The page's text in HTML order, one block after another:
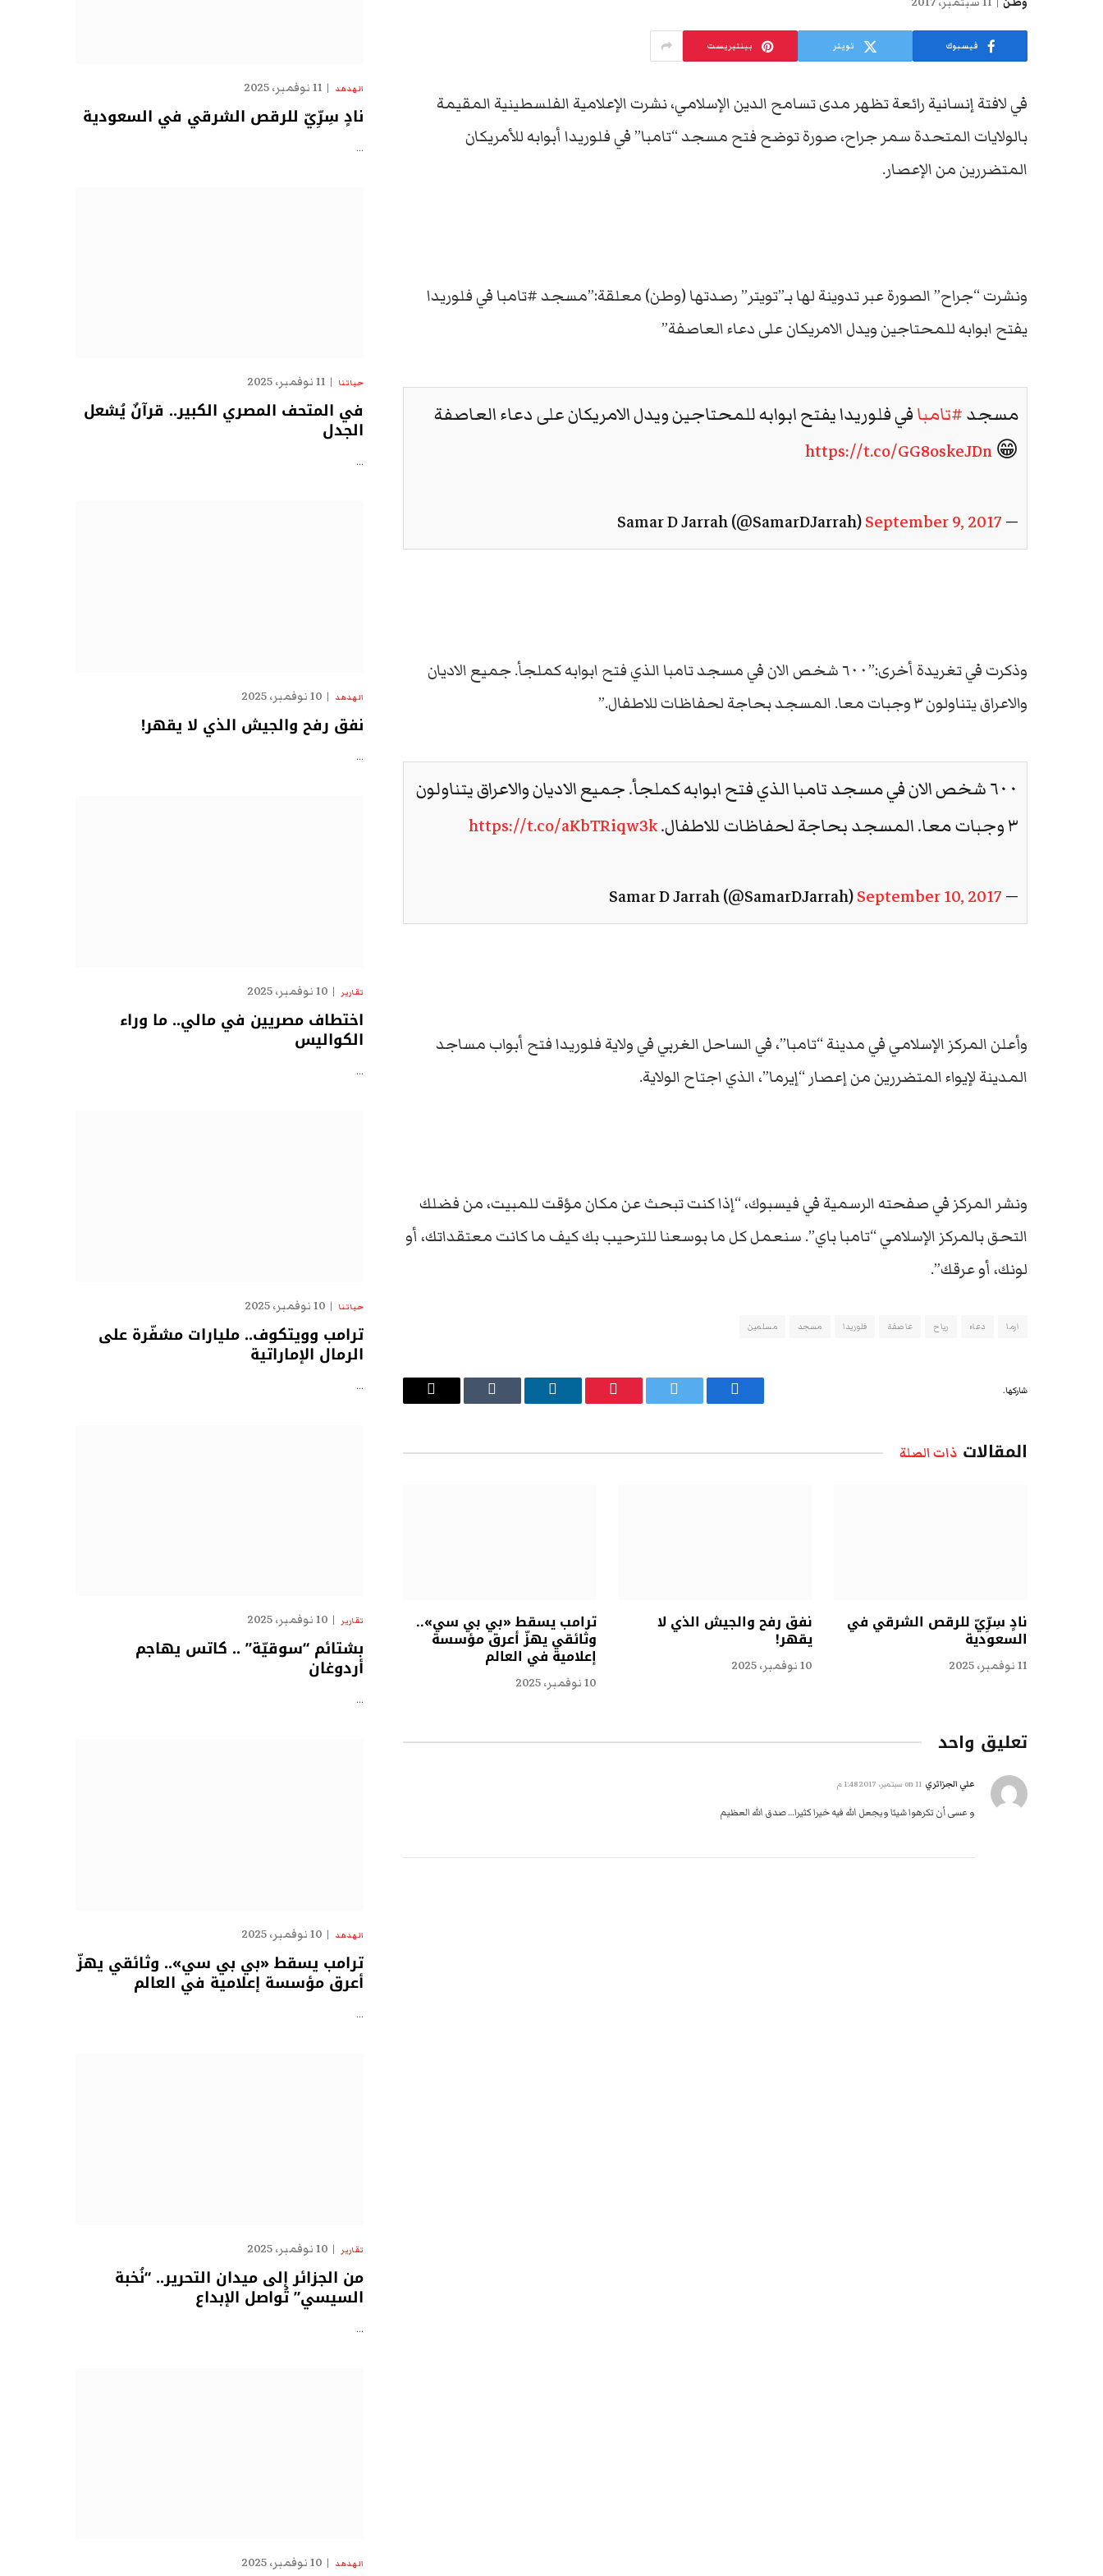
فيسبوك تويتر بينتيريست
في لافتة إنسانية رائعة تظهر مدى تسامح الدين الإسلامي، نشرت الإعلامية الفلسطينية المقيمة
بالولايات المتحدة سمر جراح، صورة توضح فتح مسجد “تامبا” في فلوريدا أبوابه للأمريكان
المتضررين من الإعصار.
ونشرت “جراح” الصورة عبر تدوينة لها بـ”تويتر” رصدتها (وطن) معلقة:”مسجد #تامبا في فلوريدا
يفتح ابوابه للمحتاجين ويدل الامريكان على دعاء العاصفة”
مسجد#تامبافي فلوريدا يفتح ابوابه للمحتاجين ويدل الامريكان على دعاء العاصفة
😁
https://t.co/GG8oskeJDn
— Samar D Jarrah (@SamarDJarrah)
September 9, 2017
وذكرت في تغريدة أخرى:”٦٠٠ شخص الان في مسجد تامبا الذي فتح ابوابه كملجأ. جميع الاديان
والاعراق يتناولون ٣ وجبات معا. المسجد بحاجة لحفاظات للاطفال.”
٦٠٠ شخص الان في مسجد تامبا الذي فتح ابوابه كملجأ. جميع الاديان والاعراق يتناولون
٣ وجبات معا. المسجد بحاجة لحفاظات للاطفال.
https://t.co/aKbTRiqw3k
— Samar D Jarrah (@SamarDJarrah)
September 10, 2017
وأعلن المركز الإسلامي في مدينة “تامبا”، في الساحل الغربي في ولاية فلوريدا فتح أبواب مساجد
المدينة لإيواء المتضررين من إعصار “إيرما”، الذي اجتاح الولاية.
ونشر المركز في صفحته الرسمية في فيسبوك، “إذا كنت تبحث عن مكان مؤقت للمبيت، من فضلك
التحق بالمركز الإسلامي “تامبا باي”. سنعمل كل ما بوسعنا للترحيب بك كيف ما كانت معتقداتك، أو
لونك، أو عرقك”.
ارما دعاء رياح عاصفة فلوريدا مسجد مسلمين
شاركها.
فيسبوك تويتر بينتيريست لينكدإن Tumblr
البريد
المقالات ذات الصلة
نادٍ سِرِّيّ للرقص الشرقي في
السعودية
11 نوفمبر، 2025
نفق رفح والجيش الذي لا
يقهر!
10 نوفمبر، 2025
ترامب يسقط «بي بي سي»..
وثائقي يهزّ أعرق مؤسسة
إعلامية في العالم
10 نوفمبر، 2025
تعليق واحد
علي الجزائري 11 سبتمبر، 2017 1:48 م
و عسى أن تكرهوا شيئا ويجعل الله فيه خيرا كثيرا… صدق الله العظيم
الهدهد 11 نوفمبر، 2025
نادٍ سِرِّيّ للرقص الشرقي في السعودية
…
حياتنا 11 نوفمبر، 2025
في المتحف المصري الكبير.. قرآنٌ يُشعل
الجدل
…
الهدهد 10 نوفمبر، 2025
نفق رفح والجيش الذي لا يقهر!
…
تقارير 10 نوفمبر، 2025
اختطاف مصريين في مالي.. ما وراء
الكواليس
…
حياتنا 10 نوفمبر، 2025
ترامب وويتكوف.. مليارات مشفّرة على
الرمال الإماراتية
…
تقارير 10 نوفمبر، 2025
بشتائم “سوقيّة” .. كاتس يهاجم
أردوغان
…
الهدهد 10 نوفمبر، 2025
ترامب يسقط «بي بي سي».. وثائقي يهزّ
أعرق مؤسسة إعلامية في العالم
…
تقارير 10 نوفمبر، 2025
من الجزائر إلى ميدان التحرير.. “نُخبة
السيسي” تُواصل الإبداع
…
الهدهد 10 نوفمبر، 2025